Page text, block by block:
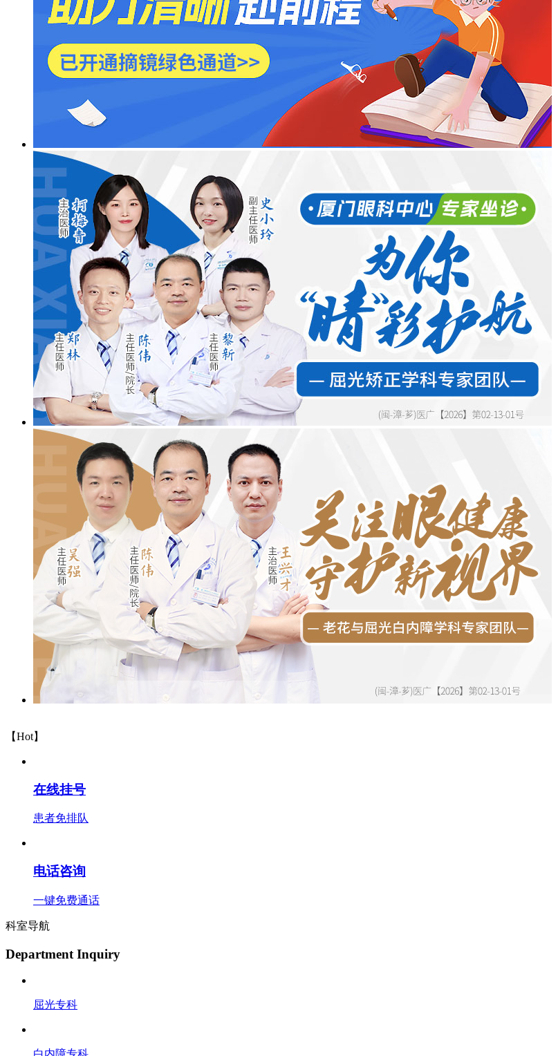
【Hot】
在线挂号
患者免排队
电话咨询
一键免费通话
科室导航
Department Inquiry
屈光专科